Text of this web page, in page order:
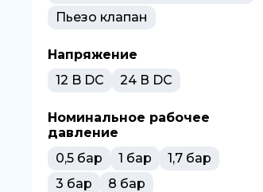
Пьезо клапан
Напряжение
12 B DC
24 В DC
Номинальное рабочее
давление
0,5 бар
1 бар
1,7 бар
3 бар
8 бар